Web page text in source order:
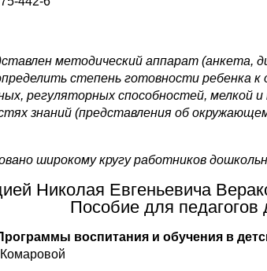
методический аппарат (анкета,
степень готовности ребенка
регуляторных способностей, мелкой
знаний (представления об
широкому кругу работников
Николая Евгеньевича
Пособие для
воспитания и обучения в